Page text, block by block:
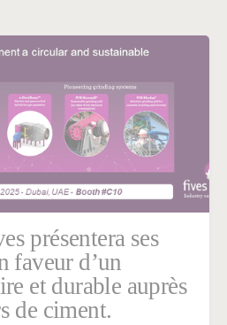
présentera ses
faveur d’un
et durable auprès
de ciment.